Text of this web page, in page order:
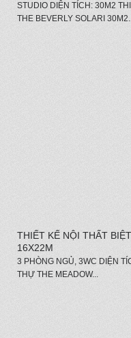
STUDIO DIỆN TÍCH: 30M2
THE BEVERLY SOLARI
THIẾT KẾ NỘI THẤT
16X22M
3 PHÒNG NGỦ, 3WC DIỆN
THỰ THE MEADOW...